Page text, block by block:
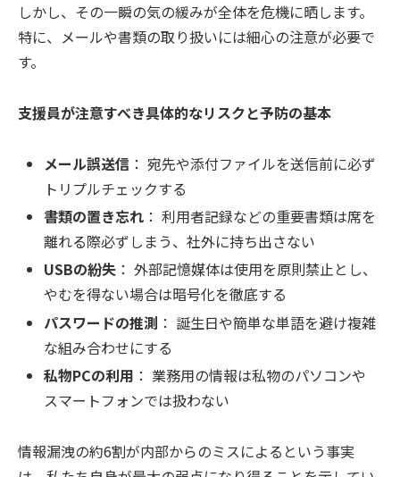
しかし、その一瞬の気の緩みが全体を危機に晒します。
特に、メールや書類の取り扱いには細心の注意が必要で
す。
支援員が注意すべき具体的なリスクと予防の基本
メール誤送信 ： 宛先や添付ファイルを送信前に必ず
トリプルチェックする
書類の置き忘れ ： 利用者記録などの重要書類は席を
離れる際必ずしまう、社外に持ち出さない
USBの紛失 ： 外部記憶媒体は使用を原則禁止とし、
やむを得ない場合は暗号化を徹底する
パスワードの推測 ： 誕生日や簡単な単語を避け複雑
な組み合わせにする
私物PCの利用 ： 業務用の情報は私物のパソコンや
スマートフォンでは扱わない
情報漏洩の約6割が内部からのミスによるという事実